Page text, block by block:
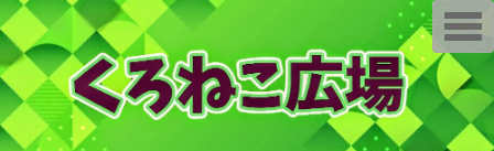
T
o
g
g
l
n
a